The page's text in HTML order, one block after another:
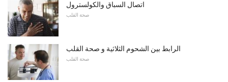
اتصال السباق والكولسترول
صحة القلب
الرابط بين الشحوم الثلاثية و صحة القلب
صحة القلب